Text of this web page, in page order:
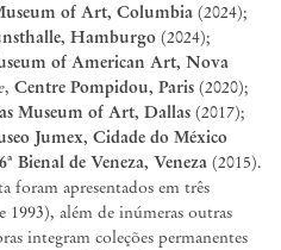
of Art, Columbia (2024);
Hamburgo (2024);
of American Art, Nova
, Centre Pompidou, Paris (2020);
Museum of Art, Dallas (2017);
Jumex, Cidade do México
Bienal de Veneza, Veneza (2015).
foram apresentados em três
1993), além de inúmeras outras
integram coleções permanentes